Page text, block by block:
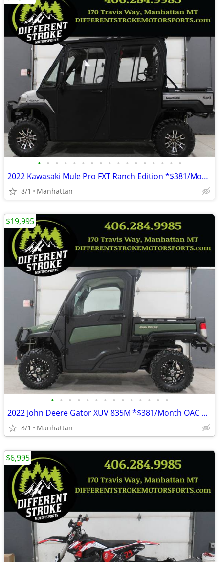
• • • • • • • • • • • • • • • • •
2022 Kawasaki Mule Pro FXT Ranch Edition *$381/Month OAC $0 Down*
8/1 Manhattan
• • • • • • • • • • • • • •
2022 John Deere Gator XUV 835M *$381/Month OAC $0 Down*
8/1 Manhattan
$19,995
$6,995